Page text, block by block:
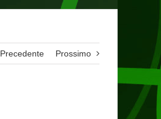
Precedente Prossimo